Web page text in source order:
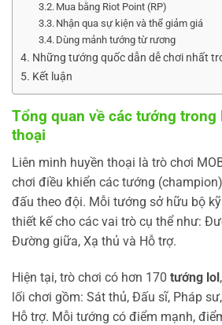
Mua bằng Riot Point (RP)
Nhận qua sự kiện và thể giảm giá
Dùng mảnh tướng từ rương
Những tướng quốc dẫn dễ chơi nhất
Kết luận
Tổng quan về các tướng trong
thoại
Liên minh huyền thoại là trò chơi
chơi điều khiển các tướng
đấu theo đội. Mỗi tướng sở hữu bộ
thiết kế cho các vai trò cụ thể như:
Đường giữa, Xạ thủ và Hỗ trợ.
Hiện tại, trò chơi có hơn 170 tướng lol
lối chơi gồm: Sát thủ, Đấu sĩ, Pháp
Hỗ trợ. Mỗi tướng có điểm mạnh,